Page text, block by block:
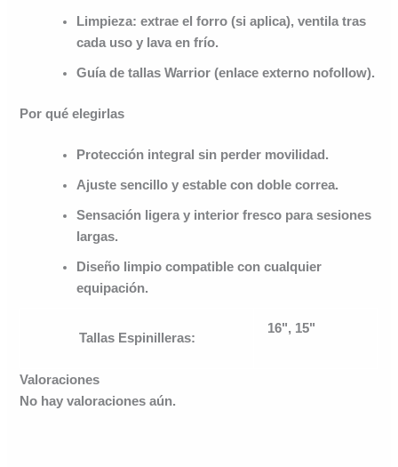
Limpieza: extrae el forro (si aplica), ventila tras
cada uso y lava en frío.
Guía de tallas Warrior (enlace externo nofollow).
Por qué elegirlas
Protección integral sin perder movilidad.
Ajuste sencillo y estable con doble correa.
Sensación ligera y interior fresco para sesiones
largas.
Diseño limpio compatible con cualquier
equipación.
Tallas Espinilleras:
16", 15"
Valoraciones
No hay valoraciones aún.